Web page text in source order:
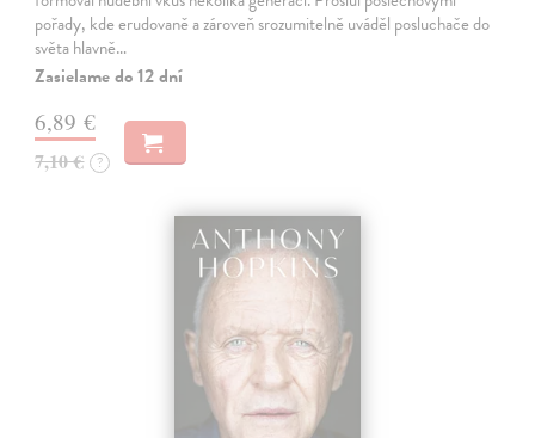
pořady, kde erudovaně a zároveň srozumitelně uváděl posluchače do
světa hlavně…
Zasielame do 12 dní
6,89 €
7,10 € ?